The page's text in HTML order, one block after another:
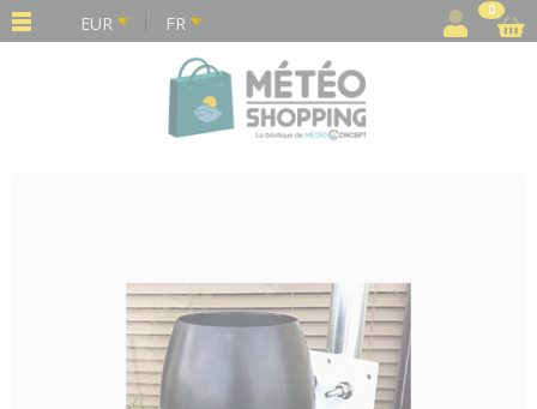
EUR FR
0
Panneau de gestion des cookies